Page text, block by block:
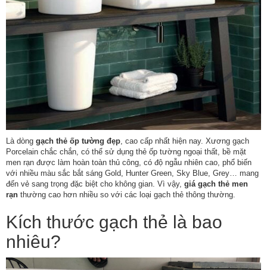
Là dòng gạch thẻ ốp tường đẹp , cao cấp nhất hiện nay. Xương gạch
Porcelain chắc chắn, có thể sử dụng thẻ ốp tường ngoại thất, bề mặt
men rạn được làm hoàn toàn thủ công, có độ ngẫu nhiên cao, phổ biến
với nhiều màu sắc bắt sáng Gold, Hunter Green, Sky Blue, Grey… mang
đến vẻ sang trọng đặc biệt cho không gian. Vì vậy, giá gạch thẻ men
rạn thường cao hơn nhiều so với các loại gạch thẻ thông thường.
Kích thước gạch thẻ là bao
nhiêu?